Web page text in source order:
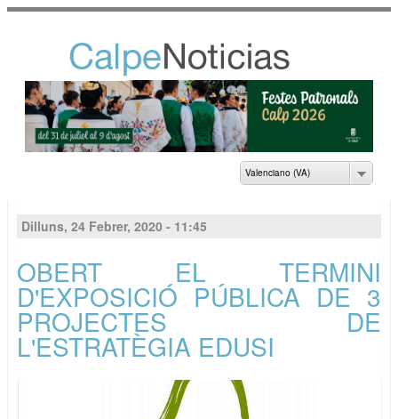
NOTICIAS DEL
AYUNTAMIENTO DE
Valenciano (VA)
Dilluns, 24 Febrer, 2020 - 11:45
OBERT EL TERMINI
D'EXPOSICIÓ PÚBLICA DE 3
PROJECTES DE
L'ESTRATÈGIA EDUSI